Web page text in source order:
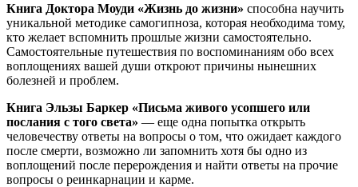
Книга Доктора Моуди «Жизнь до жизни» способна научить
уникальной методике самогипноза, которая необходима тому,
кто желает вспомнить прошлые жизни самостоятельно.
Самостоятельные путешествия по воспоминаниям обо всех
воплощениях вашей души откроют причины нынешних
болезней и проблем.
Книга Эльзы Баркер «Письма живого усопшего или
послания с того света» — еще одна попытка открыть
человечеству ответы на вопросы о том, что ожидает каждого
после смерти, возможно ли запомнить хотя бы одно из
воплощений после перерождения и найти ответы на прочие
вопросы о реинкарнации и карме.